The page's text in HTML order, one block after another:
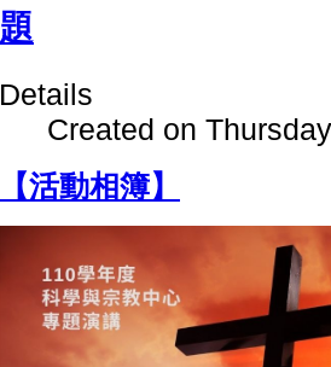
題
Details
Created on
【活動相簿】